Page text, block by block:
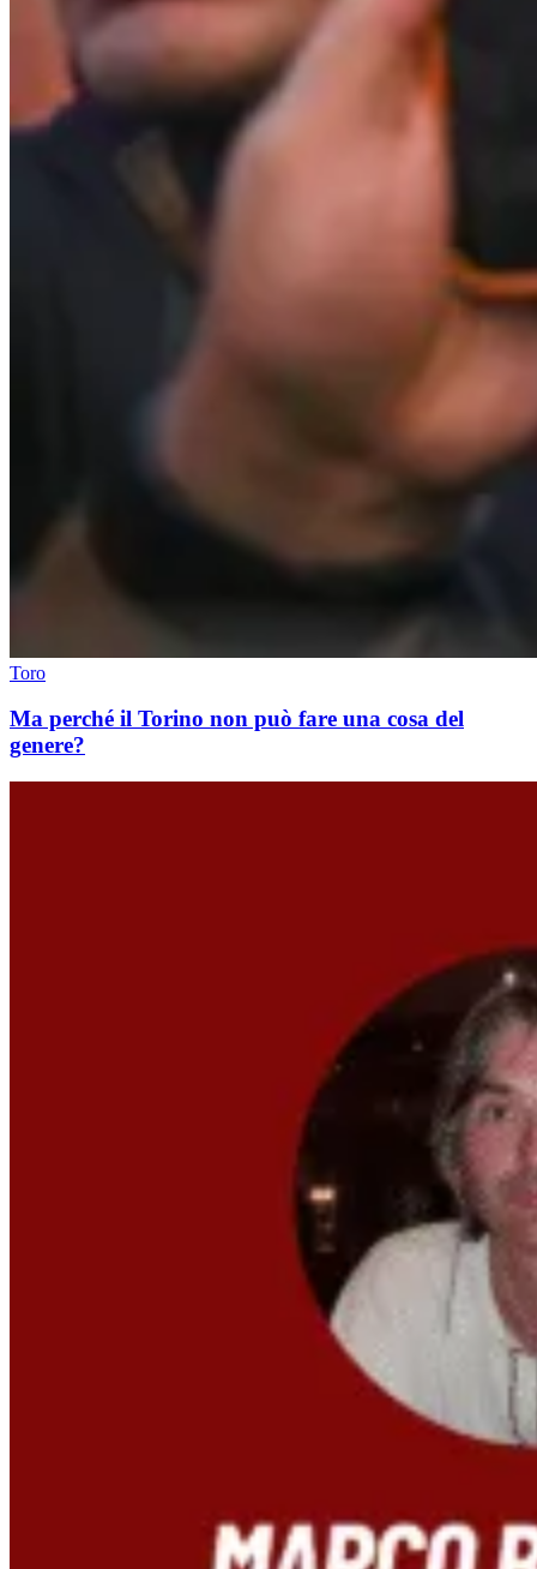
Toro
Ma perché il Torino non può fare una cosa del
genere?